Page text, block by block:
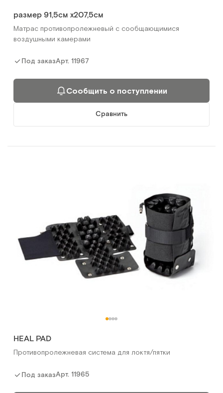
размер 91,5см х207,5см
Матрас противопролежневый с сообщающимися
воздушными камерами
Под заказАрт. 11967
Сообщить о поступлении
Сравнить
HEAL PAD
Противопролежневая система для локтя/пятки
Под заказАрт. 11965